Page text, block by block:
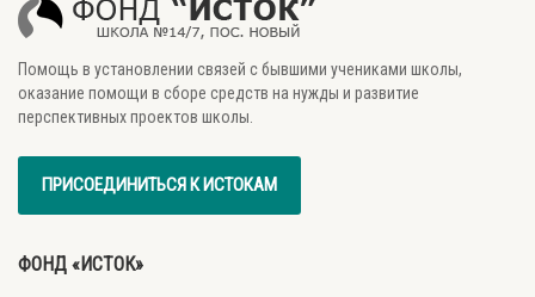
Помощь в установлении связей с бывшими учениками школы,
оказание помощи в сборе средств на нужды и развитие
перспективных проектов школы.
ПРИСОЕДИНИТЬСЯ К ИСТОКАМ
ФОНД «ИСТОК»